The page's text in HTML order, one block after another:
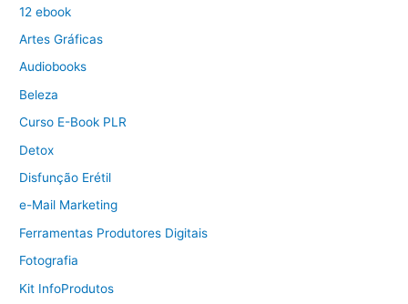
12 ebook
Artes Gráficas
Audiobooks
Beleza
Curso E-Book PLR
Detox
Disfunção Erétil
e-Mail Marketing
Ferramentas Produtores Digitais
Fotografia
Kit InfoProdutos